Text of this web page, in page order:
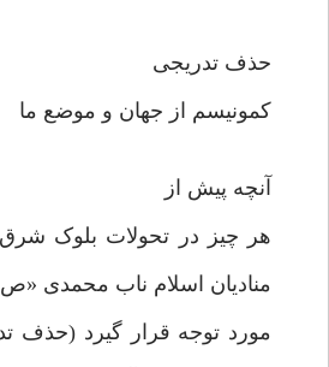
حذف تدریجی
کمونیسم از جهان و موضع ما
آنچه پیش از
هر چیز در تحولات بلوک شرق
منادیان اسلام ناب محمدی
مورد توجه قرار گیرد (حذف